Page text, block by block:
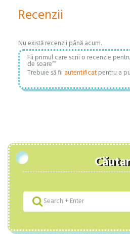
Recenzii
Nu există recenzii până acum.
Fii primul care scrii o recenzie
de soare””
Trebuie să fii autentificatpentru a